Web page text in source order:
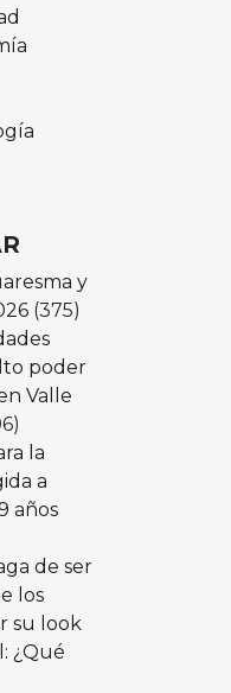
y
(375)
poder
Valle
la
a
años
de ser
los
su look
¿Qué